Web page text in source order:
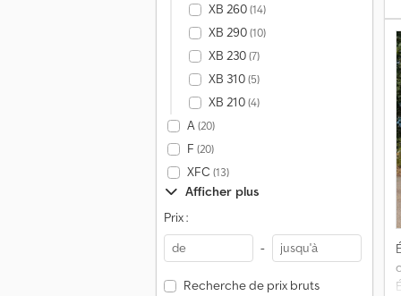
XB 260(14)
XB 290(10)
XB 230(7)
XB 310(5)
XB 210(4)
A(20)
F (20)
XFC (13)
Afficher plus
Prix :
-
Recherche de prix bruts